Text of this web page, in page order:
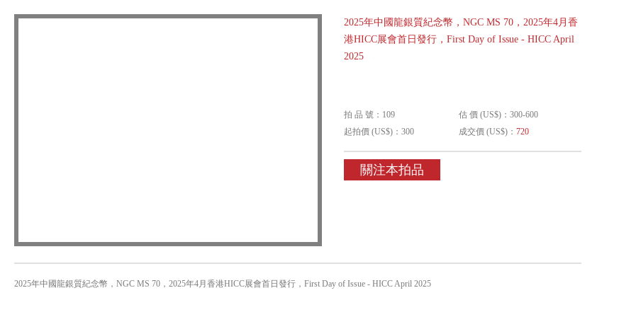
2025年中國龍銀質紀念幣，NGC MS 70，2025年4月香
港HICC展會首日發行，First Day of Issue - HICC April
2025
拍 品 號：109
估 價 (US$)：300-600
起拍價 (US$)：300
成交價 (US$)： 720
關注本拍品
2025年中國龍銀質紀念幣，NGC MS 70，2025年4月香港HICC展會首日發行，First Day of Issue - HICC April 2025